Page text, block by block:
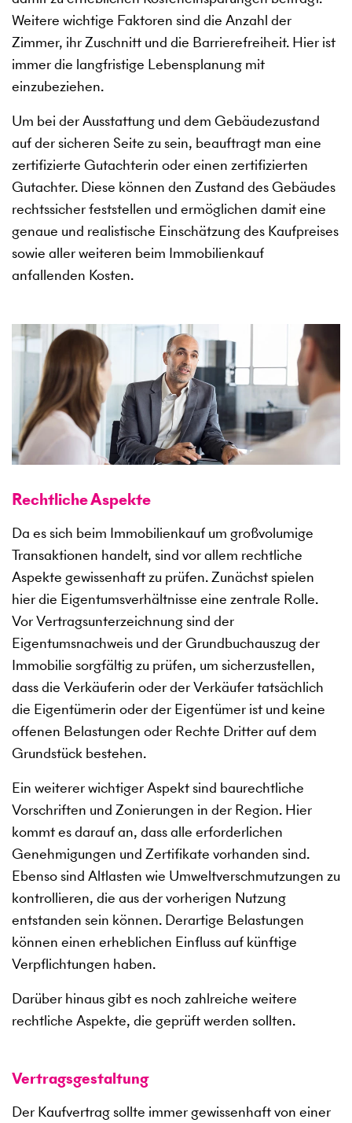
Weitere wichtige Faktoren sind die Anzahl der
Zimmer, ihr Zuschnitt und die Barrierefreiheit. Hier ist
immer die langfristige Lebensplanung mit
einzubeziehen.
Um bei der Ausstattung und dem Gebäudezustand
auf der sicheren Seite zu sein, beauftragt man eine
zertifizierte Gutachterin oder einen zertifizierten
Gutachter. Diese können den Zustand des Gebäudes
rechtssicher feststellen und ermöglichen damit eine
genaue und realistische Einschätzung des Kaufpreises
sowie aller weiteren beim Immobilienkauf
anfallenden Kosten.
Rechtliche Aspekte
Da es sich beim Immobilienkauf um großvolumige
Transaktionen handelt, sind vor allem rechtliche
Aspekte gewissenhaft zu prüfen. Zunächst spielen
hier die Eigentumsverhältnisse eine zentrale Rolle.
Vor Vertragsunterzeichnung sind der
Eigentumsnachweis und der Grundbuchauszug der
Immobilie sorgfältig zu prüfen, um sicherzustellen,
dass die Verkäuferin oder der Verkäufer tatsächlich
die Eigentümerin oder der Eigentümer ist und keine
offenen Belastungen oder Rechte Dritter auf dem
Grundstück bestehen.
Ein weiterer wichtiger Aspekt sind baurechtliche
Vorschriften und Zonierungen in der Region. Hier
kommt es darauf an, dass alle erforderlichen
Genehmigungen und Zertifikate vorhanden sind.
Ebenso sind Altlasten wie Umweltverschmutzungen zu
kontrollieren, die aus der vorherigen Nutzung
entstanden sein können. Derartige Belastungen
können einen erheblichen Einfluss auf künftige
Verpflichtungen haben.
Darüber hinaus gibt es noch zahlreiche weitere
rechtliche Aspekte, die geprüft werden sollten.
Vertragsgestaltung
Der Kaufvertrag sollte immer gewissenhaft von einer